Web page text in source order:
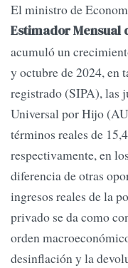
El ministro de
Estimador Mensual
acumuló un
y octubre de 2024, en
registrado (SIPA), las
Universal por Hijo
términos reales de
respectivamente, en
diferencia de otras
ingresos reales de la
privado se da como
orden
desinflación y la